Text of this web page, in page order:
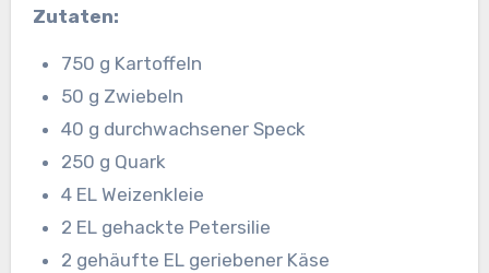
Zutaten:
750 g Kartoffeln
50 g Zwiebeln
40 g durchwachsener Speck
250 g Quark
4 EL Weizenkleie
2 EL gehackte Petersilie
2 gehäufte EL geriebener Käse